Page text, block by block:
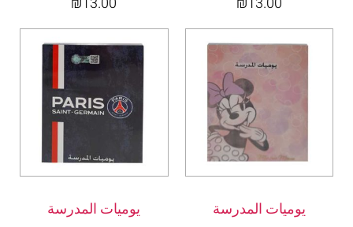
يوميات المدرسة
يوميات المدرسة